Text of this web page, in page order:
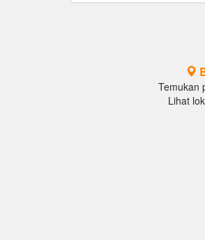
Temukan
Lihat